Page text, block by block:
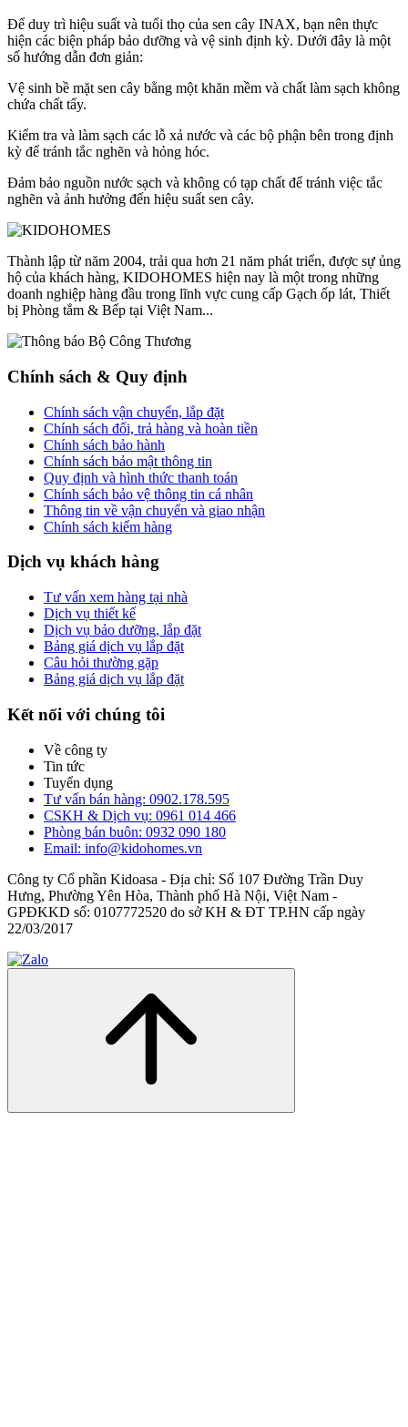
Để duy trì hiệu suất và tuổi thọ của sen cây INAX, bạn nên thực
hiện các biện pháp bảo dưỡng và vệ sinh định kỳ. Dưới đây là một
số hướng dẫn đơn giản:
Vệ sinh bề mặt sen cây bằng một khăn mềm và chất làm sạch không
chứa chất tẩy.
Kiểm tra và làm sạch các lỗ xả nước và các bộ phận bên trong định
kỳ để tránh tắc nghẽn và hỏng hóc.
Đảm bảo nguồn nước sạch và không có tạp chất để tránh việc tắc
nghẽn và ảnh hưởng đến hiệu suất sen cây.
Thành lập từ năm 2004, trải qua hơn 21 năm phát triển, được sự ủng
hộ của khách hàng, KIDOHOMES hiện nay là một trong những
doanh nghiệp hàng đầu trong lĩnh vực cung cấp Gạch ốp lát, Thiết
bị Phòng tắm & Bếp tại Việt Nam...
Chính sách & Quy định
Chính sách vận chuyển, lắp đặt
Chính sách đổi, trả hàng và hoàn tiền
Chính sách bảo hành
Chính sách bảo mật thông tin
Quy định và hình thức thanh toán
Chính sách bảo vệ thông tin cá nhân
Thông tin về vận chuyển và giao nhận
Chính sách kiểm hàng
Dịch vụ khách hàng
Tư vấn xem hàng tại nhà
Dịch vụ thiết kế
Dịch vụ bảo dưỡng, lắp đặt
Bảng giá dịch vụ lắp đặt
Câu hỏi thường gặp
Bảng giá dịch vụ lắp đặt
Kết nối với chúng tôi
Về công ty
Tin tức
Tuyển dụng
Tư vấn bán hàng: 0902.178.595
CSKH & Dịch vụ: 0961 014 466
Phòng bán buôn: 0932 090 180
Email: info@kidohomes.vn
Công ty Cổ phần Kidoasa - Địa chỉ: Số 107 Đường Trần Duy
Hưng, Phường Yên Hòa, Thành phố Hà Nội, Việt Nam -
GPĐKKD số: 0107772520 do sở KH & ĐT TP.HN cấp ngày
22/03/2017